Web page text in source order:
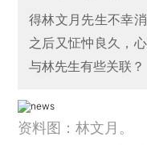
得林文月先生不幸
之后又怔忡良久，
与林先生有些关联？
资料图：林文月。